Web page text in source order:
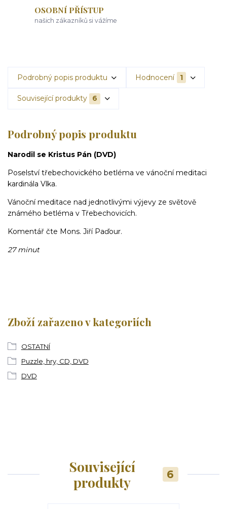
OSOBNÍ PŘÍSTUP
našich zákazníků si vážíme
Podrobný popis produktu Hodnocení 1
Související produkty 6
Podrobný popis produktu
Narodil se Kristus Pán (DVD)
Poselství třebechovického betléma ve vánoční meditaci
kardinála Vlka.
Vánoční meditace nad jednotlivými výjevy ze světově
známého betléma v Třebechovicích.
Komentář čte Mons. Jiří Paďour.
27 minut
Zboží zařazeno v kategoriích
OSTATNÍ
Puzzle, hry, CD, DVD
DVD
Související
produkty
6